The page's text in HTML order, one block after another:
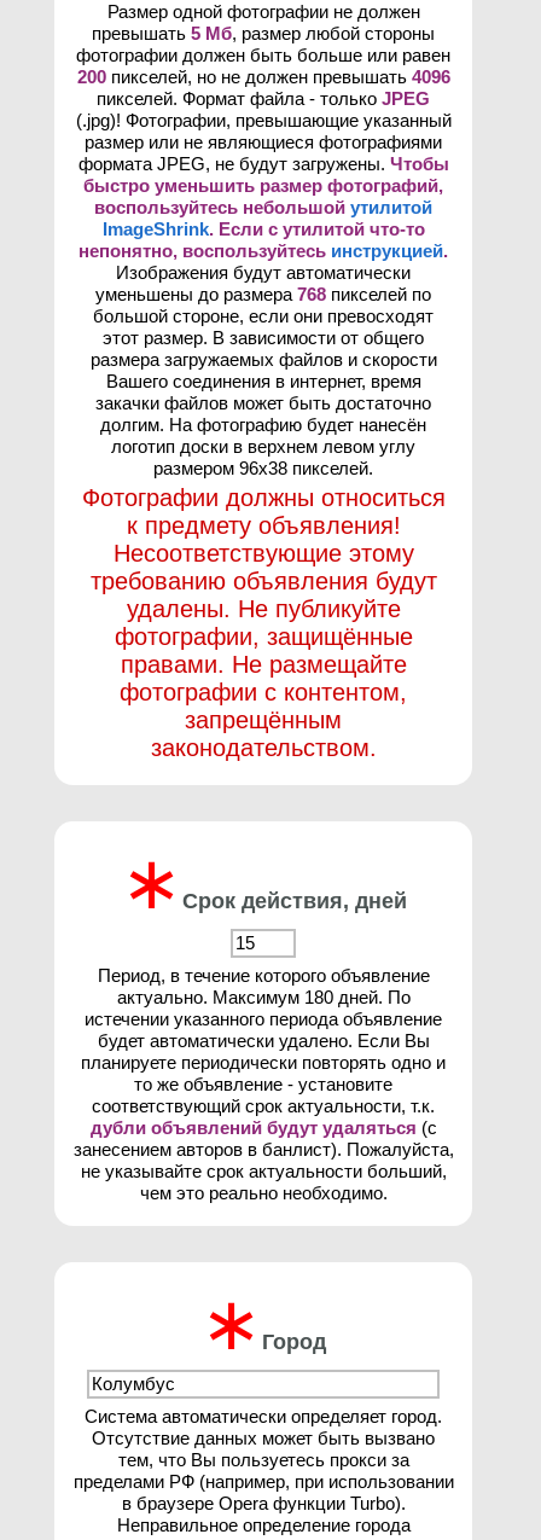
Размер одной фотографии не должен
превышать 5 Мб, размер любой стороны
фотографии должен быть больше или равен
200пикселей, но не должен превышать 4096
пикселей. Формат файла - только JPEG
(.jpg)! Фотографии, превышающие указанный
размер или не являющиеся фотографиями
формата JPEG, не будут загружены. Чтобы
быстро уменьшить размер фотографий,
воспользуйтесь небольшой утилитой
ImageShrink. Если с утилитой что-то
непонятно, воспользуйтесь инструкцией.
Изображения будут автоматически
уменьшены до размера 768 пикселей по
большой стороне, если они превосходят
этот размер. В зависимости от общего
размера загружаемых файлов и скорости
Вашего соединения в интернет, время
закачки файлов может быть достаточно
долгим. На фотографию будет нанесён
логотип доски в верхнем левом углу
размером 96х38 пикселей.
Фотографии должны относиться
к предмету объявления!
Несоответствующие этому
требованию объявления будут
удалены. Не публикуйте
фотографии, защищённые
правами. Не размещайте
фотографии с контентом,
запрещённым
законодательством.
∗ Срок действия, дней
Период, в течение которого объявление
актуально. Максимум 180 дней. По
истечении указанного периода объявление
будет автоматически удалено. Если Вы
планируете периодически повторять одно и
то же объявление - установите
соответствующий срок актуальности, т.к.
дубли объявлений будут удаляться (с
занесением авторов в банлист). Пожалуйста,
не указывайте срок актуальности больший,
чем это реально необходимо.
∗ Город
Система автоматически определяет город.
Отсутствие данных может быть вызвано
тем, что Вы пользуетесь прокси за
пределами РФ (например, при использовании
в браузере Opera функции Turbo).
Неправильное определение города